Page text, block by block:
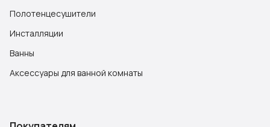
Полотенцесушители
Инсталляции
Ванны
Аксессуары для ванной комнаты